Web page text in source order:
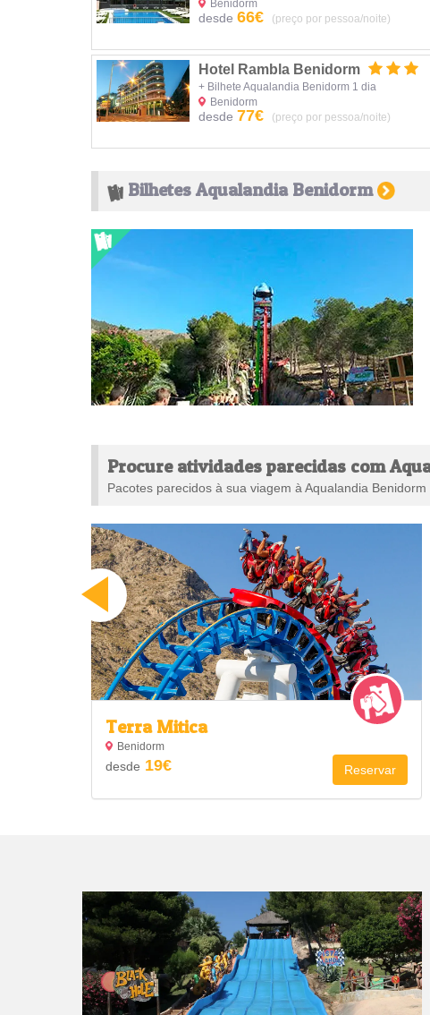
Benidorm
desde66€
(preço por pessoa/noite)
Hotel Rambla Benidorm
+ Bilhete Aqualandia Benidorm 1 dia
Benidorm
desde77€
(preço por pessoa/noite)
Bilhetes Aqualandia Benidorm
Procure atividades parecidas com
Pacotes parecidos à sua viagem à Aqualandia Benidorm
Terra Mitica
Benidorm
desde 19€ Reservar